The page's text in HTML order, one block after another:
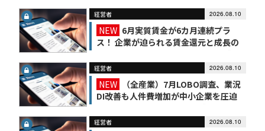
経営者 2026.08.10
NEW 6月実質賃金が6カ月連続プラ
ス！ 企業が迫られる賃金還元と成長の
経営者 2026.08.10
NEW
（全産業）7月LOBO調査、業況
DI改善も人件費増加が中小企業を圧迫
経営者 2026.08.10